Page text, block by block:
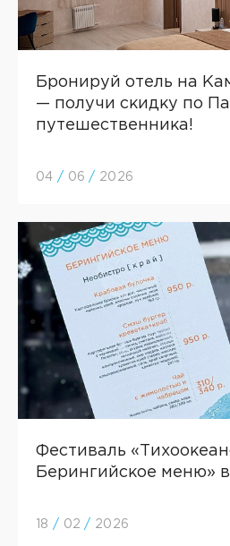
Бронируй отель на
— получи скидку по
путешественника!
04 / 06 / 2026
Фестиваль
Берингийское меню»
18 / 02 / 2026